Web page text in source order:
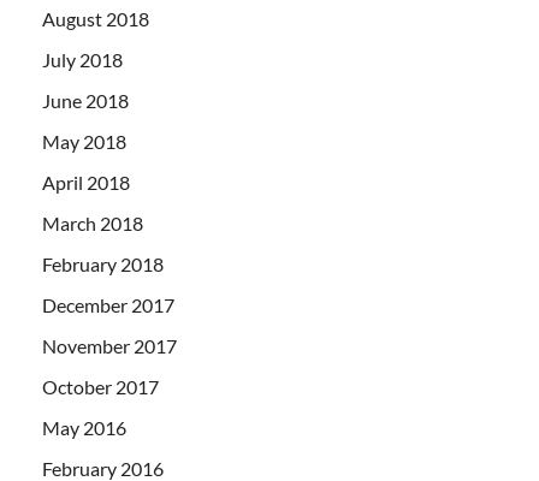
August 2018
July 2018
June 2018
May 2018
April 2018
March 2018
February 2018
December 2017
November 2017
October 2017
May 2016
February 2016